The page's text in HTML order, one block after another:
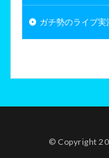
ガチ勢のライブ実
© Copyright